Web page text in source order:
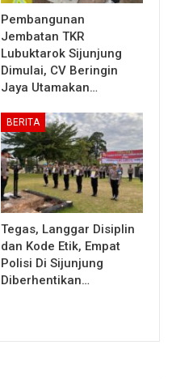
Pembangunan
Jembatan TKR
Lubuktarok Sijunjung
Dimulai, CV Beringin
Jaya Utamakan…
BERITA
Tegas, Langgar Disiplin
dan Kode Etik, Empat
Polisi Di Sijunjung
Diberhentikan…